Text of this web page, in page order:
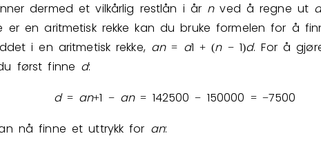
dermed et vilkårlig restlån i år nved å regne ut
er en aritmetisk rekke kan du bruke formelen for å
i en aritmetisk rekke, an = a1 + (n − 1)d. For å
først finne d:
d = an+1 − an = 142500 − 150000 = −7500
nå finne et uttrykk for an: